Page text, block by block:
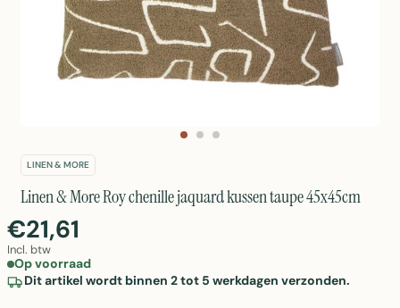
LINEN & MORE
Linen & More Roy chenille jaquard kussen taupe 45x45cm
€21,61
Incl. btw
Op voorraad
Dit artikel wordt binnen 2 tot 5 werkdagen verzonden.